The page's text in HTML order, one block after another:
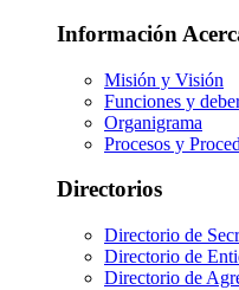
Información
Misión y Visión
Funciones y
Organigrama
Procesos y
Directorios
Directorio de
Directorio de
Directorio de